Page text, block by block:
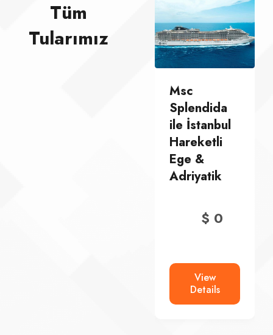
Tüm
Tularımız
Msc
Splendida
ile İstanbul
Hareketli
Ege &
Adriyatik
$ 0
View
Details